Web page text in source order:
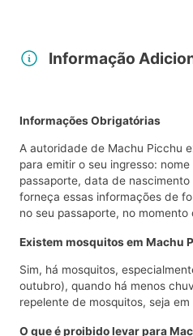
Informação
Informações Obrigatórias
A autoridade de Machu Picchu
para emitir o seu ingresso:
passaporte, data de
forneça essas informações de
no seu passaporte, no momento
Existem mosquitos em Machu
Sim, há mosquitos,
outubro), quando há menos
repelente de mosquitos, seja
O que é proibido levar para